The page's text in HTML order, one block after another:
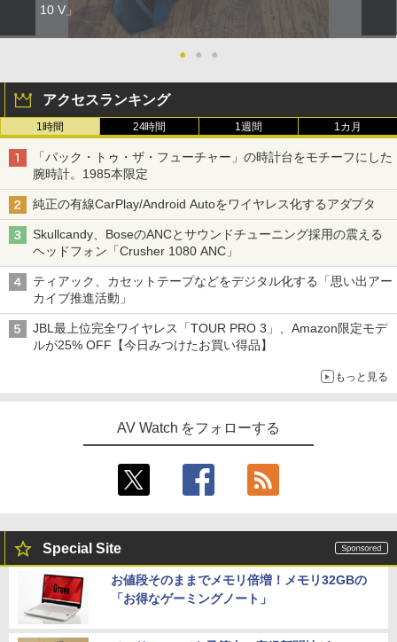
10 V」
● ● ●
アクセスランキング
1時間 24時間 1週間 1カ月
「バック・トゥ・ザ・フューチャー」の時計台をモチーフにした
腕時計。1985本限定
純正の有線CarPlay/Android Autoをワイヤレス化するアダプタ
Skullcandy、BoseのANCとサウンドチューニング採用の震える
ヘッドフォン「Crusher 1080 ANC」
ティアック、カセットテープなどをデジタル化する「思い出アー
カイブ推進活動」
JBL最上位完全ワイヤレス「TOUR PRO 3」、Amazon限定モデ
ルが25% OFF【今日みつけたお買い得品】
もっと見る
AV Watch をフォローする
Special Site
お値段そのままでメモリ倍増！メモリ32GBの
「お得なゲーミングノート」